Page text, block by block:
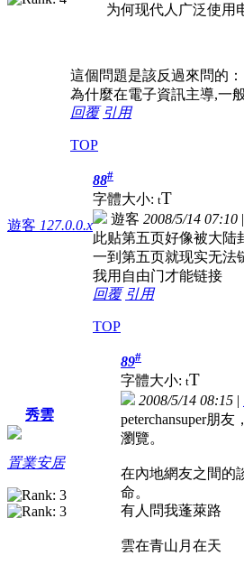
为何现代人广泛使用
這個問題是該反過來問的：
為什麼在電子資訊主導,一
回覆 引用
TOP
遊客 127.0.0.x
88#
字體大小: tT
遊客 2008/5/14 07:10 |
此贴第五页好像被大陆
一到第五页就现实无法
我用自由门才能链接
回覆 引用
TOP
秀雲
置業安居
89#
字體大小: tT
2008/5/14 08:15 |
peterchansuper朋
瀏覽。
在內地網友之間的
命。
有人問我蓬萊路
雲在青山月在天